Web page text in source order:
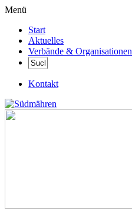
Menü
Start
Aktuelles
Verbände & Organisationen
Kontakt